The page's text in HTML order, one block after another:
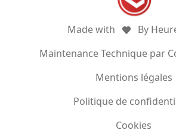
Made with
By
Maintenance Technique par
Mentions légales
Politique de
Cookies